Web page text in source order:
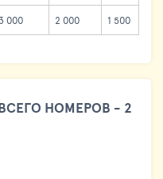
3 000 2 000 1 500
НОМЕРОВ - 2